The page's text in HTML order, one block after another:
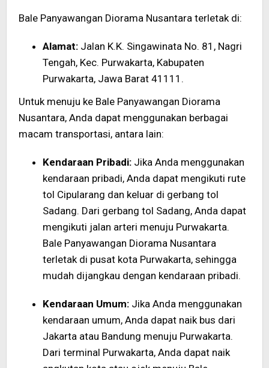
Bale Panyawangan Diorama Nusantara terletak di:
Alamat: Jalan K.K. Singawinata No. 81, Nagri
Tengah, Kec. Purwakarta, Kabupaten
Purwakarta, Jawa Barat 41111.
Untuk menuju ke Bale Panyawangan Diorama
Nusantara, Anda dapat menggunakan berbagai
macam transportasi, antara lain:
Kendaraan Pribadi: Jika Anda menggunakan
kendaraan pribadi, Anda dapat mengikuti rute
tol Cipularang dan keluar di gerbang tol
Sadang. Dari gerbang tol Sadang, Anda dapat
mengikuti jalan arteri menuju Purwakarta.
Bale Panyawangan Diorama Nusantara
terletak di pusat kota Purwakarta, sehingga
mudah dijangkau dengan kendaraan pribadi.
Kendaraan Umum: Jika Anda menggunakan
kendaraan umum, Anda dapat naik bus dari
Jakarta atau Bandung menuju Purwakarta.
Dari terminal Purwakarta, Anda dapat naik